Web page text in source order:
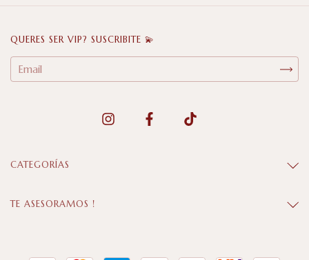
QUERES SER VIP? SUSCRIBITE 💫
CATEGORÍAS
TE ASESORAMOS !